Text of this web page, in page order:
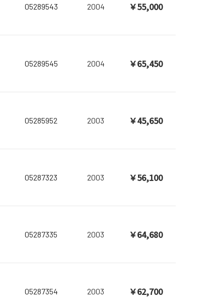
05289543 2004 ￥55,000
05289545 2004 ￥65,450
05285952 2003 ￥45,650
05287323 2003 ￥56,100
05287335 2003 ￥64,680
05287354 2003 ￥62,700